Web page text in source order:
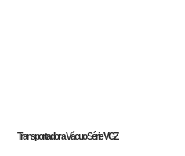
Transportador a Vácuo Série VGZ